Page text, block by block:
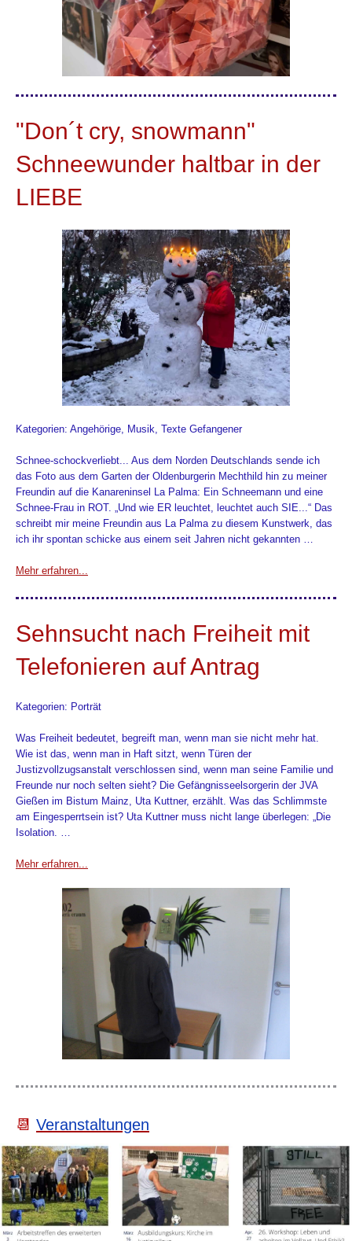
"Don´t cry, snowmann"
Schneewunder haltbar in der
LIEBE
Kategorien: Angehörige, Musik, Texte Gefangener
Schnee-schockverliebt... Aus dem Norden Deutschlands sende ich
das Foto aus dem Garten der Oldenburgerin Mechthild hin zu meiner
Freundin auf die Kanareninsel La Palma: Ein Schneemann und eine
Schnee-Frau in ROT. „Und wie ER leuchtet, leuchtet auch SIE...“ Das
schreibt mir meine Freundin aus La Palma zu diesem Kunstwerk, das
ich ihr spontan schicke aus einem seit Jahren nicht gekannten …
Mehr erfahren...
Sehnsucht nach Freiheit mit
Telefonieren auf Antrag
Kategorien: Porträt
Was Freiheit bedeutet, begreift man, wenn man sie nicht mehr hat.
Wie ist das, wenn man in Haft sitzt, wenn Türen der
Justizvollzugsanstalt verschlossen sind, wenn man seine Familie und
Freunde nur noch selten sieht? Die Gefängnisseelsorgerin der JVA
Gießen im Bistum Mainz, Uta Kuttner, erzählt. Was das Schlimmste
am Eingesperrtsein ist? Uta Kuttner muss nicht lange überlegen: „Die
Isolation. …
Mehr erfahren...
📆 Veranstaltungen